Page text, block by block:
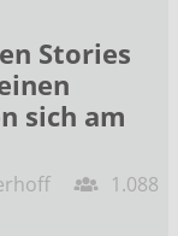
Stories
sich am
1.088